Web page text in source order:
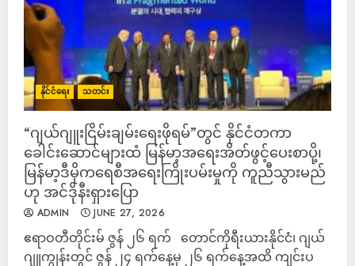
နိုင်ငံရေး သတင်း
“ဂျယ်ဂျူးငြိမ်းချမ်းရေးဖိုရမ်”တွင် နိုင်ငံတကာ
ခေါင်းဆောင်များထံ မြန်မာ့အရေးအိတ်ဖွင့်ပေးစာပို့၊
မြန်မာ့ဒီမိုကရေစီအရေးကြိုးပမ်းမှုကို ကူညီသွားမည်
ဟု အင်ဒိုနီးရှားပြော
ADMIN JUNE 27, 2026
ဧရာဝတီတိုင်းမ် ဇွန် ၂၆ ရက် တောင်ကိုရီးယားနိုင်ငံ၊ ဂျယ်
ဂျူကျွန်းတွင် ဇွန် ၂၄ ရက်နေ့မှ ၂၆ ရက်‌နေ့အထိ ကျင်းပ